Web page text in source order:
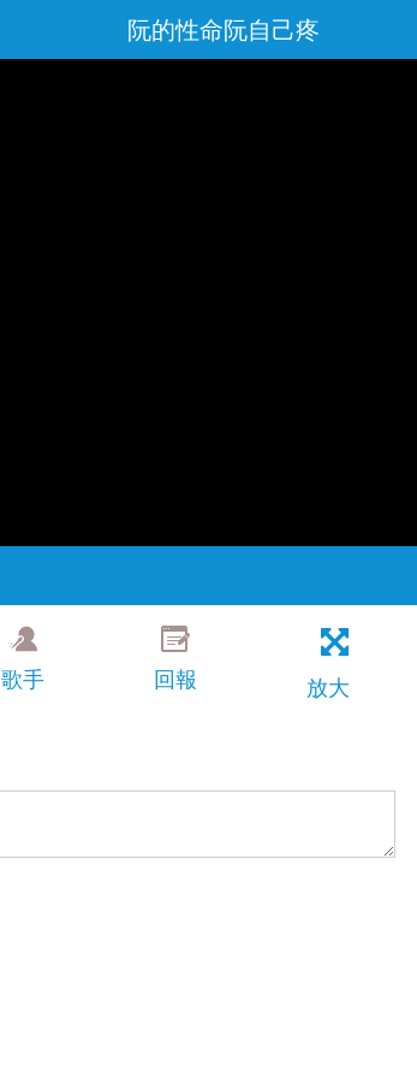
阮的性命阮自己疼
歌手 回報 放大